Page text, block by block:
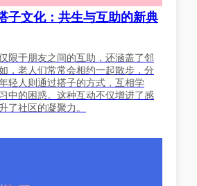
子文化：共生与互助的新典
限于朋友之间的互助，还涵盖了邻
，老人们常常会相约一起散步，分
轻人则通过搭子的方式，互相学
中的困惑。这种互动不仅增进了感
了社区的凝聚力。